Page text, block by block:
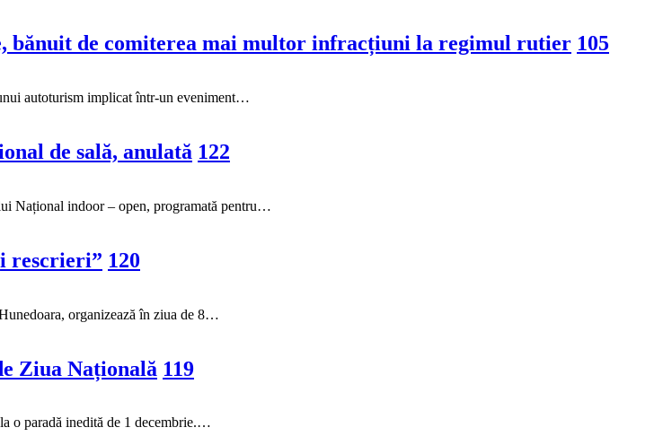
bănuit de comiterea mai multor infracțiuni la regimul rutier 105
autoturism implicat într-un eveniment…
de sală, anulată 122
Național indoor – open, programată pentru…
rescrieri” 120
organizează în ziua de 8…
Ziua Națională 119
o paradă inedită de 1 decembrie.…